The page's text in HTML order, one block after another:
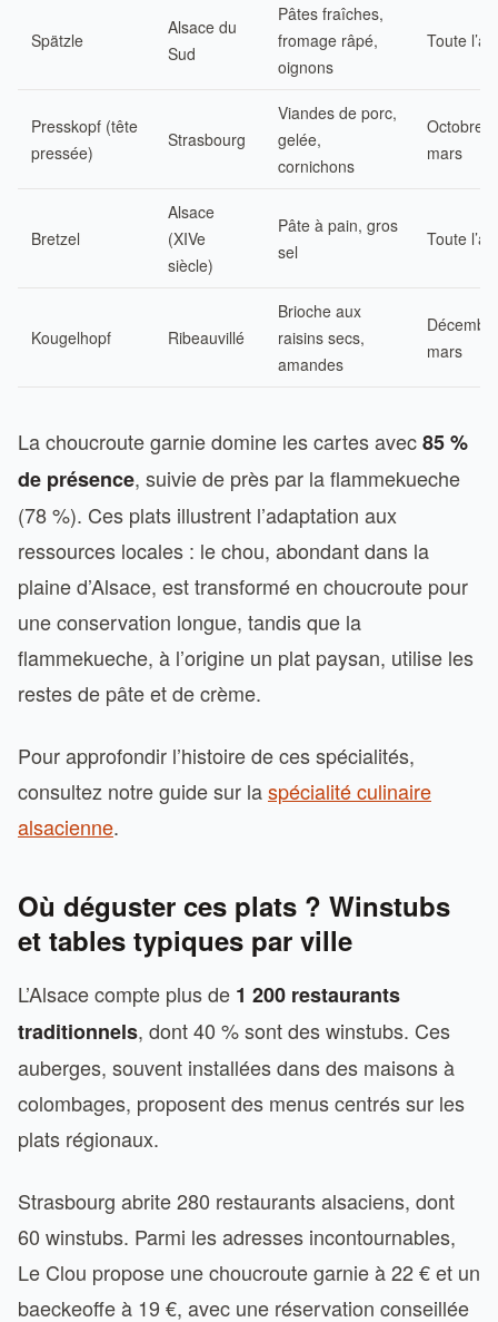
Spätzle
Alsace du
Sud
Pâtes fraîches,
fromage râpé,
oignons
Toute
Presskopf (tête
pressée)
Strasbourg
Viandes de porc,
gelée,
cornichons
Octobre à
mars
Bretzel
Alsace
(XIVe
siècle)
Pâte à pain, gros
sel
Toute
Kougelhopf Ribeauvillé
Brioche aux
raisins secs,
amandes
mars
La choucroute garnie domine les cartes avec85 %
de présence, suivie de près par la flammekueche
(78 %). Ces plats illustrent l’adaptation aux
ressources locales : le chou, abondant dans la
plaine d’Alsace, est transformé en choucroute pour
une conservation longue, tandis que la
flammekueche, à l’origine un plat paysan, utilise les
restes de pâte et de crème.
Pour approfondir l’histoire de ces spécialités,
consultez notre guide sur laspécialité culinaire
alsacienne.
Où déguster ces plats ? Winstubs
et tables typiques par ville
L’Alsace compte plus de 1 200 restaurants
traditionnels, dont 40 % sont des winstubs. Ces
auberges, souvent installées dans des maisons à
colombages, proposent des menus centrés sur les
plats régionaux.
Strasbourg abrite 280 restaurants alsaciens, dont
60 winstubs. Parmi les adresses incontournables,
Le Clou propose une choucroute garnie à 22 € et un
baeckeoffe à 19 €, avec une réservation conseillée